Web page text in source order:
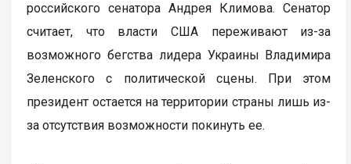
российского сенатора Андрея Климова. Сенатор
считает, что власти США переживают из-за
возможного бегства лидера Украины Владимира
Зеленского с политической сцены. При этом
президент остается на территории страны лишь из-
за отсутствия возможности покинуть ее.